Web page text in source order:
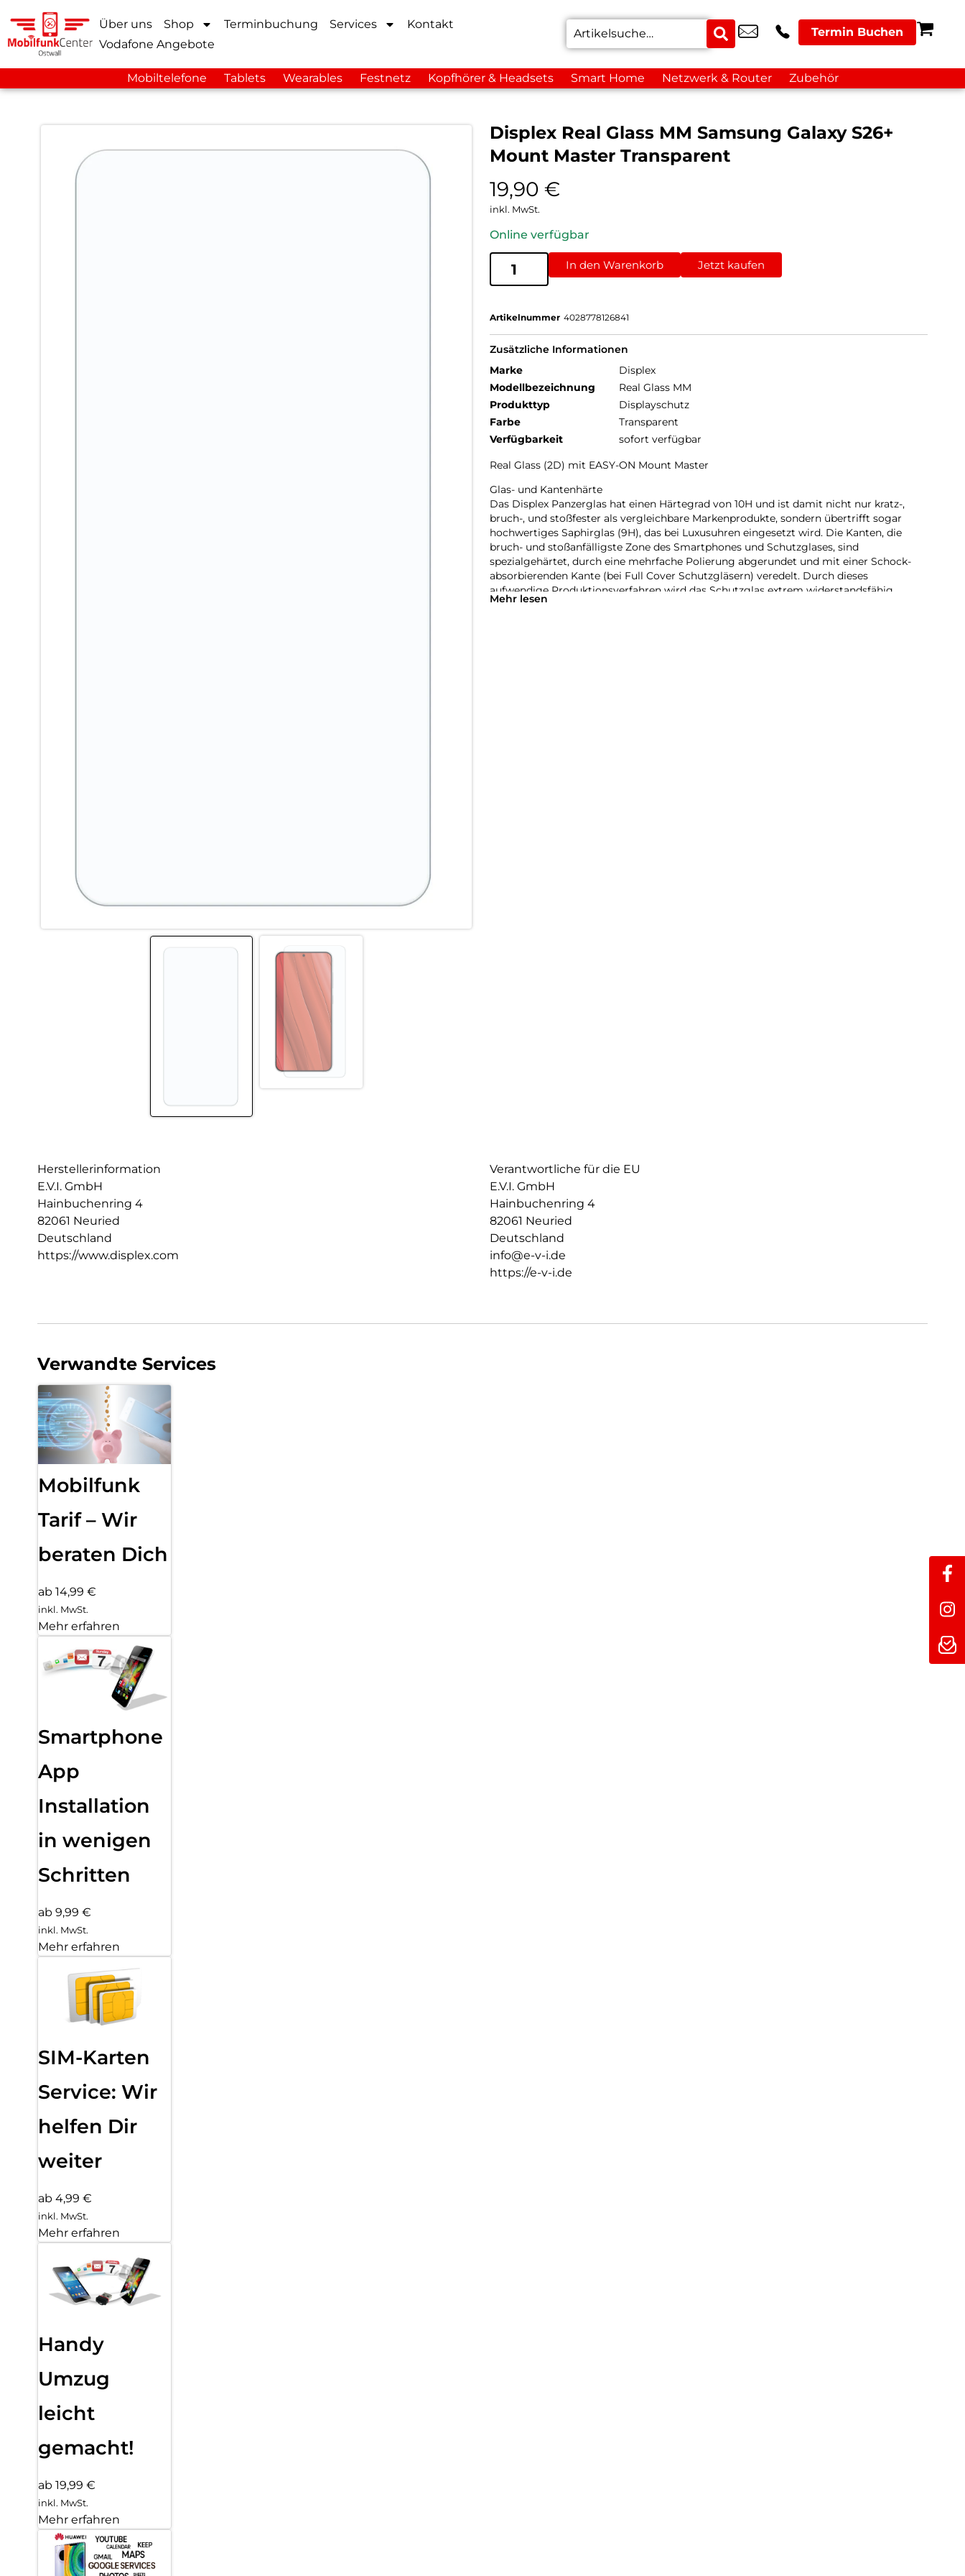
Über uns Shop Terminbuchung Services
Kontakt
Vodafone Angebote
Termin Buchen
Mobiltelefone Tablets Wearables Festnetz Kopfhörer & Headsets Smart Home Netzwerk & Router Zubehör
Displex Real Glass MM Samsung Galaxy S26+
Mount Master Transparent
19,90 €
inkl. MwSt.
Online verfügbar
In den Warenkorb Jetzt kaufen
Artikelnummer 4028778126841
Zusätzliche Informationen
Marke
Displex
Modellbezeichnung
Real Glass MM
Produkttyp
Displayschutz
Farbe
Transparent
Verfügbarkeit
sofort verfügbar
Real Glass (2D) mit EASY-ON Mount Master
Glas- und Kantenhärte
Das Displex Panzerglas hat einen Härtegrad von 10H und ist damit nicht nur kratz-,
bruch-, und stoßfester als vergleichbare Markenprodukte, sondern übertrifft sogar
hochwertiges Saphirglas (9H), das bei Luxusuhren eingesetzt wird. Die Kanten, die
bruch- und stoßanfälligste Zone des Smartphones und Schutzglases, sind
spezialgehärtet, durch eine mehrfache Polierung abgerundet und mit einer Schock-
absorbierenden Kante (bei Full Cover Schutzgläsern) veredelt. Durch dieses
aufwendige Produktionsverfahren wird das Schutzglas extrem widerstandsfähig
gegen Schläge, Stöße und Bruch und ist zugleich besonders angenehm bei der
Mehr lesen
Herstellerinformation
E.V.I. GmbH
Hainbuchenring 4
82061 Neuried
Deutschland
https://www.displex.com
Verantwortliche für die EU
E.V.I. GmbH
Hainbuchenring 4
82061 Neuried
Deutschland
info@e-v-i.de
https://e-v-i.de
Verwandte Services
Mobilfunk
Tarif – Wir
beraten Dich
ab 14,99 €
inkl. MwSt.
Mehr erfahren
Smartphone
App
Installation
in wenigen
Schritten
ab 9,99 €
inkl. MwSt.
Mehr erfahren
SIM-Karten
Service: Wir
helfen Dir
weiter
ab 4,99 €
inkl. MwSt.
Mehr erfahren
Handy
Umzug
leicht
gemacht!
ab 19,99 €
inkl. MwSt.
Mehr erfahren